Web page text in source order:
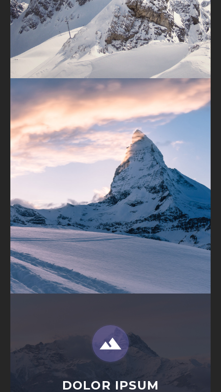


DOLOR IPSUM